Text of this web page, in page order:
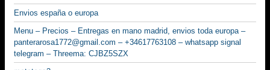
Envios españa o europa
Menu – Precios – Entregas en mano madrid, envios toda europa –
panterarosa1772@gmail.com – +34617763108 – whatsapp signal
telegram – Threema: CJBZ5SZX